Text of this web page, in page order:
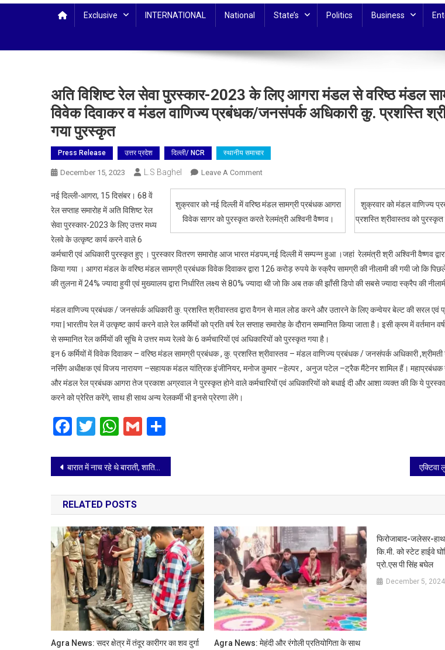
Exclusive INTERNATIONAL National State’s Politics Business
अति विशिष्ट रेल सेवा पुरस्कार-2023 के लिए आगरा मंडल से वरिष्ठ मंडल
विवेक दिवाकर व मंडल वाणिज्य प्रबंधक/जनसंपर्क अधिकारी कु. प्रशस्ति
गया पुरस्कृत
Press Release उत्तर प्रदेश दिल्ली/ NCR स्थानीय समाचार
December 15, 2023 L.S Baghel Leave A CommentOn
विशिष्ट
रेल
के
लिए
आगरा
से
वरिष्ठ
मंडल
प्रबंधक
विवेक
दिवाकर
प्रशस्ति
किया
गया
पुरस्कृत
शुक्रवार को मंडल वाणिज्य
प्रशस्ति श्रीवास्तव को
शुक्रवार को नई दिल्ली में वरिष्ठ मंडल सामग्री प्रबंधक आगरा
विवेक सागर को पुरस्कृत करते रेलमंत्री अश्विनी वैष्णव।
नई दिल्ली-आगरा, 15 दिसंबर। 68 वें
रेल सप्ताह समारोह में अति विशिष्ट रेल
सेवा पुरस्कार-2023 के लिए उत्तर मध्य
रेलवे के उत्कृष्ट कार्य करने वाले 6
कर्मचारी एवं अधिकारी पुरस्कृत हुए । पुरस्कार वितरण समारोह आज भारत मंडपम,नई दिल्ली में सम्पन्न हुआ ।जहां रेलमंत्री श्री अश्विनी वैष्णव
किया गया । आगरा मंडल के वरिष्ठ मंडल सामग्री प्रबंधक विवेक दिवाकर द्वारा 126 करोड़ रुपये के स्क्रैप सामग्री की नीलामी की गयी जो कि
की तुलना में 24% ज्यादा हुयी एवं मुख्यालय द्वारा निर्धारित लक्ष्य से 80% ज्यादा थी जो कि अब तक की झाँसी डिपो की सबसे ज्यादा स्क्रैप की
मंडल वाणिज्य प्रबंधक / जनसंपर्क अधिकारी कु. प्रशस्ति श्रीवास्तव द्वारा वैगन से माल लोड करने और उतारने के लिए कन्वेयर बेल्ट की सरल एवं
गया | भारतीय रेल में उत्कृष्ट कार्य करने वाले रेल कर्मियों को प्रति वर्ष रेल सप्ताह समारोह के दौरान सम्मानित किया जाता है। इसी क्रम में वर्तमान
से सम्मानित रेल कर्मियों की सूचि मे उत्तर मध्य रेलवे के 6 कर्मचारियों एवं अधिकारियों को पुरस्कृत गया है।
इन 6 कर्मियों में विवेक दिवाकर – वरिष्ठ मंडल सामग्री प्रबंधक , कु. प्रशस्ति श्रीवास्तव – मंडल वाणिज्य प्रबंधक / जनसंपर्क अधिकारी
नर्सिंग अधीक्षक एवं विजय नारायण –सहायक मंडल यांत्रिक इंजीनियर, मनोज कुमार –हेल्पर , अनुज पटेल –ट्रैक मैंटेनर शामिल हैं। महाप्रबंधक
और मंडल रेल प्रबंधक आगरा तेज प्रकाश अग्रवाल ने पुरस्कृत होने वाले कर्मचारियों एवं अधिकारियों को बधाई दी और आशा व्यक्त की कि ये
करने को प्रेरित करेंगे, साथ ही साथ अन्य रेलकर्मी भी इनसे प्रेरणा लेंगे।
Facebook
Twitter
WhatsApp
Gmail
Post
navigation
बारात में नाच रहे थे बाराती, शातिर ने मात्र 20 सेकेंड में पार कर दिए 26 हजार रुपये, जेब कटने का वीडियो हुआ वायरल
RELATED POSTS
Agra News: सदर क्षेत्र में तंदूर कारीगर का शव दुर्गा
Agra News: मेहंदी और रंगोली प्रतियोगिता के साथ
फिरोजाबाद-जलेसर-
कि.मी. को स्टेट हाईवे
प्रो.एस पी सिंह बघेल
December 5, 2024